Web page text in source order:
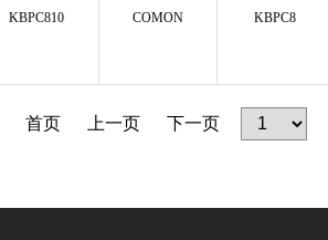
KBPC810 COMON KBPC8
首页 上一页 下一页